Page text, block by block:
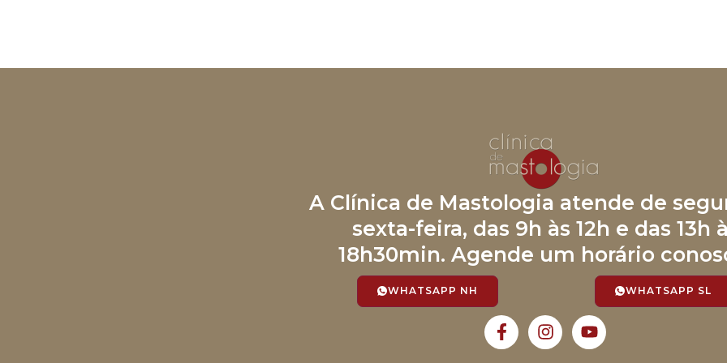
A Clínica de Mastologia atende de
sexta-feira, das 9h às 12h e das 13h
18h30min. Agende um horário
WHATSAPP NH WHATSAPP SL